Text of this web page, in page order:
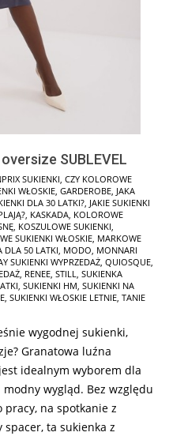
SUBLEVEL
SUKIENKI, CZY KOLOROWE
WŁOSKIE, GARDEROBE, JAKA
DLA 30 LATKI?, JAKIE SUKIENKI
, KASKADA, KOLOROWE
, KOSZULOWE SUKIENKI,
SUKIENKI WŁOSKIE, MARKOWE
DLA 50 LATKI, MODO, MONNARI
SUKIENKI WYPRZEDAŻ, QUIOSQUE,
, RENEE, STILL, SUKIENKA
, SUKIENKI HM, SUKIENKI NA
, SUKIENKI WŁOSKIE LETNIE, TANIE
wygodnej sukienki,
Granatowa luźna
idealnym wyborem dla
wygląd. Bez względu
na spotkanie z
spacer, ta sukienka z